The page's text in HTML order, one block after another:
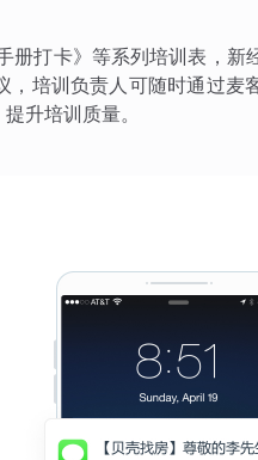
打卡》等系列培训表，新
培训负责人可随时通过麦
升培训质量。